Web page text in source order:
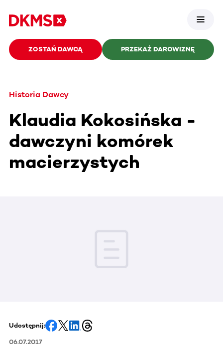
ZOSTAŃ DAWCĄ PRZEKAŻ DAROWIZNĘ
Historia Dawcy
Klaudia Kokosińska -
dawczyni komórek
macierzystych
Udostępnij:
06.07.2017